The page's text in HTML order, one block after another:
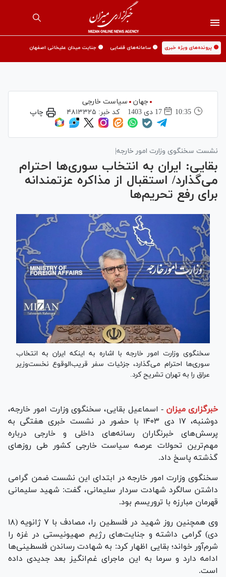
🟡 پرونده‌های ویژه خبری 🟡 سامانه‌های قضایی 🟡 جنایت میدان علیخانی اصفهان
جهان
سیاست خارجی
10:35
17 دی 1403 کد خبر: ۴۸۱۳۳۲۵ چاپ
نشست سخنگوی وزارت امور خارجه|
بقایی: ایران به انتخاب سوری‌ها احترام
می‌گذارد/ استقبال از مذاکره عزتمندانه
برای رفع تحریم‌ها
سخنگوی وزارت امور خارجه با اشاره به اینکه ایران به انتخاب
سوری‌ها احترام می‌گذارد، جزئیات سفر قریب‌الوقوع نخست‌وزیر
عراق را به تهران تشریح کرد.
خبرگزاری میزان - اسماعیل بقایی، سخنگوی وزارت امور خارجه،
دوشنبه، ۱۷ دی ۱۴۰۳ با حضور در نشست خبری هفتگی به
پرسش‌های خبرنگاران رسانه‌های داخلی و خارجی درباره
مهم‌ترین تحولات عرصه سیاست خارجی کشور طی روز‌های
گذشته پاسخ داد.
سخنگوی وزارت امور خارجه در ابتدای این نشست ضمن گرامی
داشتن سالگرد شهادت سردار سلیمانی، گفت: شهید سلیمانی
قهرمان مبارزه با تروریسم بود.
وی همچنین روز شهید در فلسطین را، مصادف با ۷ ژانویه (۱۸
دی) گرامی داشته و جنایت‌های رژیم صهیونیستی در غزه را
شرم‌آور خواند؛ بقایی اظهار کرد: به شهادت رساندن فلسطینی‌ها
ادامه دارد و سرما به این ماجرای غم‌انگیز بعد جدیدی داده
است.